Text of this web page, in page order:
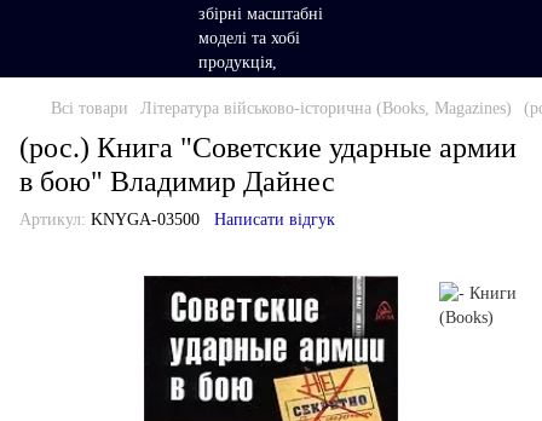
Всі товари Література військово-історична (Books, Magazines)
(рос.) Книга "Советские ударные армии
в бою" Владимир Дайнес
Артикул: KNYGA-03500 Написати відгук